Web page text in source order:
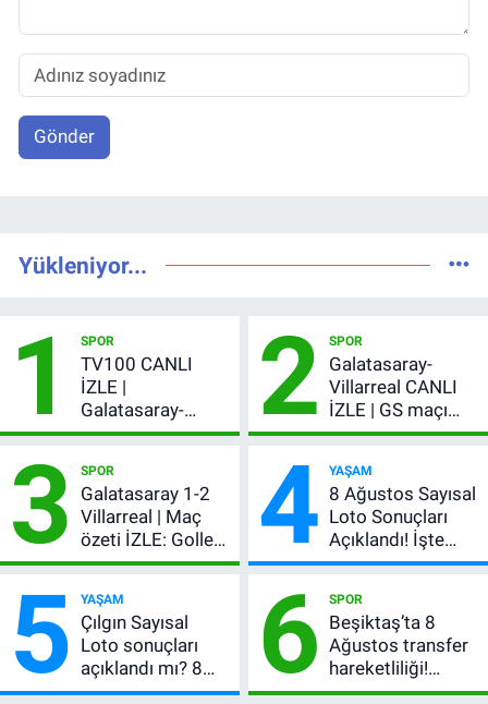
Gönder
Yükleniyor...
1 SPOR
TV100 CANLI
İZLE |
Galatasaray-
Villarreal maçı
şifresiz canlı yayın
2 SPOR
Galatasaray-
Villarreal CANLI
İZLE | GS maçı
hangi kanalda,
3 SPOR
Galatasaray 1-2
Villarreal | Maç
özeti İZLE: Goller
peş peşe geldi,
kırmızı kart gördü!
4 YAŞAM
8 Ağustos Sayısal
Loto Sonuçları
Açıklandı! İşte
Kazandıran 6
5 YAŞAM
Çılgın Sayısal
Loto sonuçları
açıklandı mı? 8
Ağustos 2026
6 SPOR
Beşiktaş’ta 8
Ağustos transfer
hareketliliği!
Yönetim 5 bölge